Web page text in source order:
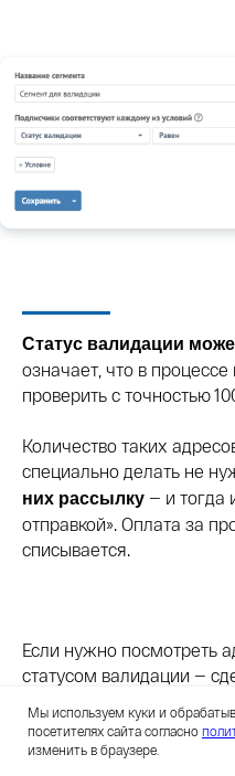
Статус валидации
означает, что в
проверить с точностью
Количество таких
специально делать не
них рассылку — и тогда
отправкой». Оплата за
списывается.
Если нужно посмотреть
статусом валидации —
Мы используем куки и
посетителях сайта согласно
изменить в браузере.